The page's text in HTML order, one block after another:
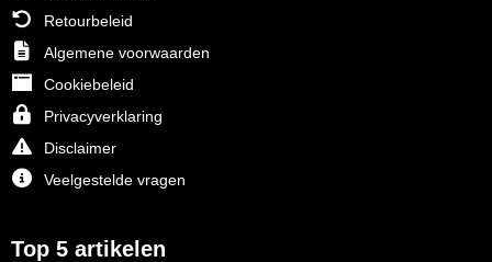
Retourbeleid
Algemene voorwaarden
Cookiebeleid
Privacyverklaring
Disclaimer
Veelgestelde vragen
Top 5 artikelen